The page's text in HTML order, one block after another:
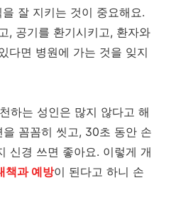
잘 지키는 것이 중요해요.
, 공기를 환기시키고, 환자와
다면 병원에 가는 것을 잊지
하는 성인은 많지 않다고 해
꼼꼼히 씻고, 30초 동안 손
신경 쓰면 좋아요. 이렇게 개
책과 예방이 된다고 하니 손